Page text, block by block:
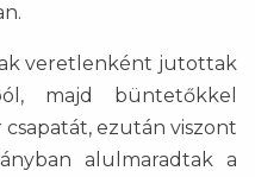
veretlenként jutottak
majd büntetőkkel
csapatát, ezután viszont
alulmaradtak a